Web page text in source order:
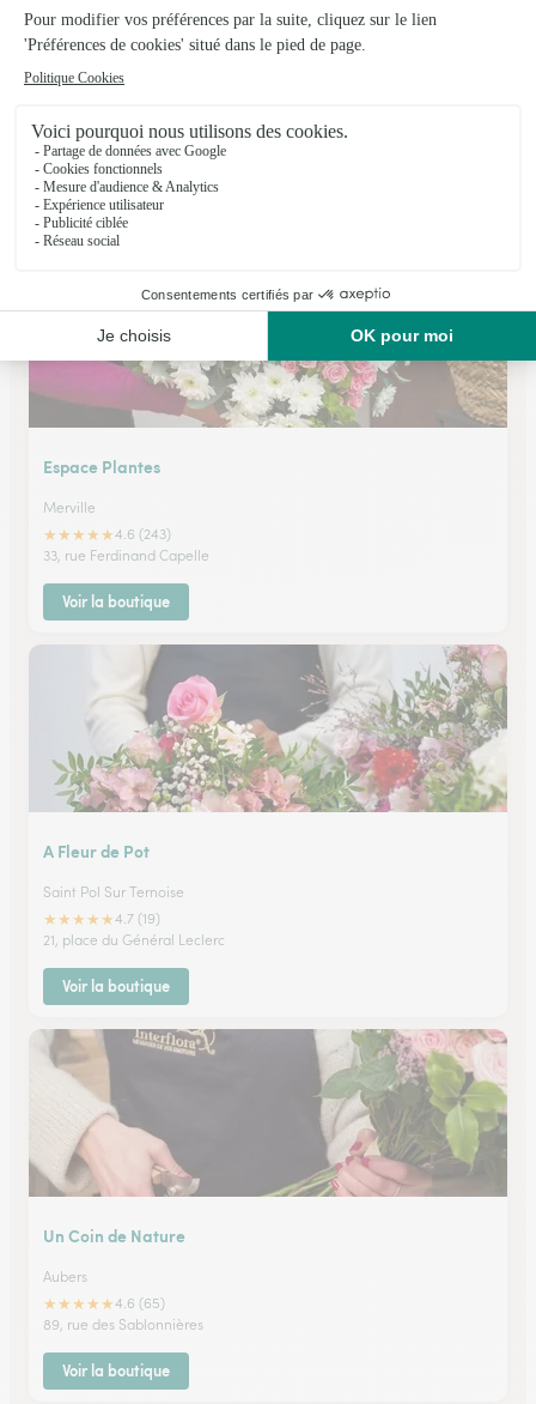
Camille Fleurs
Illies
★★★★★4.3 (181)
C.Cial LA CROISEE DES WEPPES 39 RUE DE L'AVENIR
Voir la boutique
Espace Plantes
Merville
★★★★★4.6 (243)
33, rue Ferdinand Capelle
Voir la boutique
A Fleur de Pot
Saint Pol Sur Ternoise
★★★★★4.7 (19)
21, place du Général Leclerc
Voir la boutique
Un Coin de Nature
Aubers
★★★★★4.6 (65)
89, rue des Sablonnières
Voir la boutique